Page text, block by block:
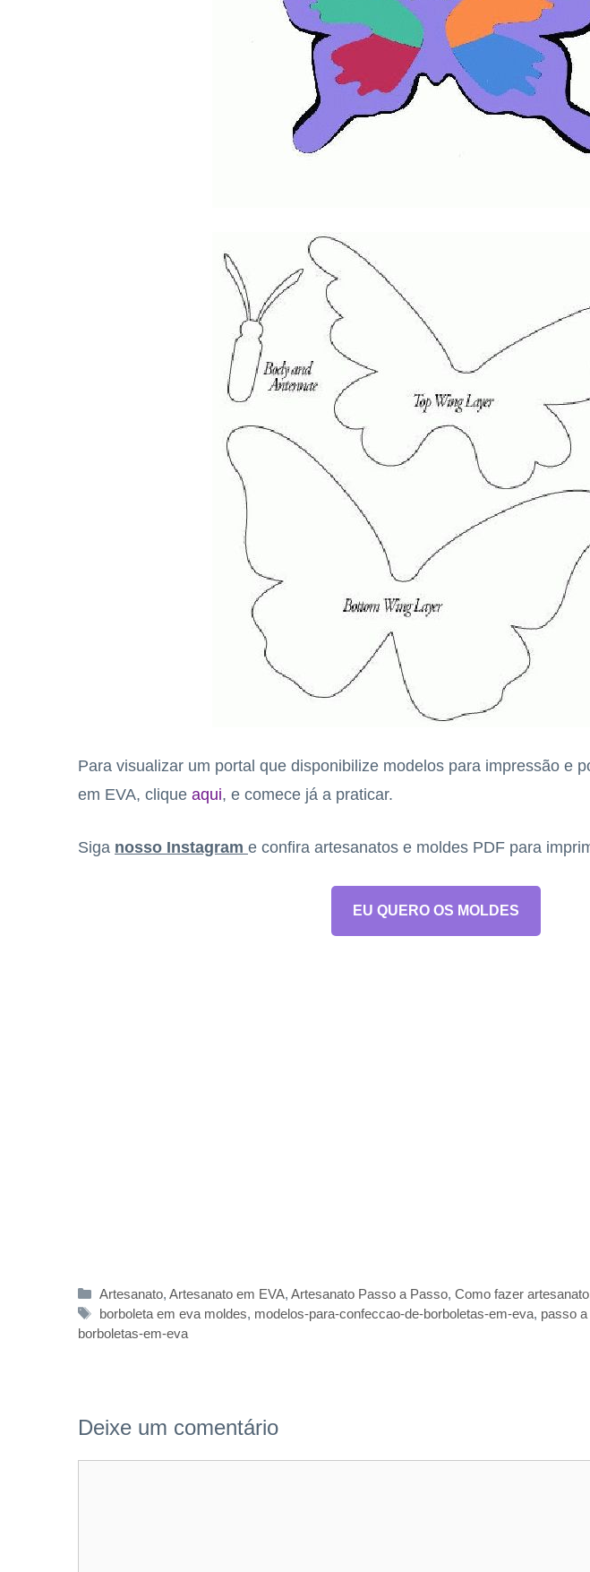
Para visualizar um portal que disponibilize modelos para impressão e
em EVA, clique aqui, e comece já a praticar.
Siga nosso Instagram e confira artesanatos e moldes PDF para
EU QUERO OS MOLDES
Categorias
Artesanato,Artesanato em EVA,Artesanato Passo a Passo,Como fazer artesanato
Tags
borboleta em eva moldes, modelos-para-confeccao-de-borboletas-em-eva, passo
borboletas-em-eva
Deixe um comentário